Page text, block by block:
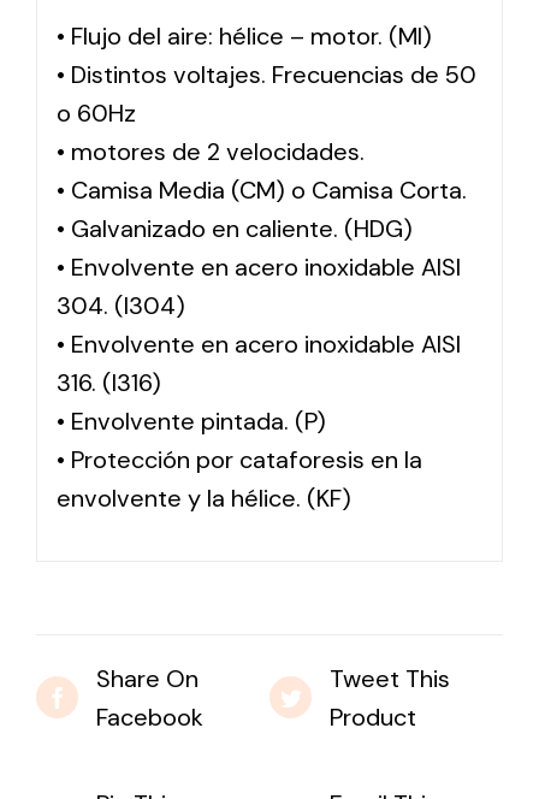
• Flujo del aire: hélice – motor. (MI)
• Distintos voltajes. Frecuencias de 50
o 60Hz
• motores de 2 velocidades.
• Camisa Media (CM) o Camisa Corta.
• Galvanizado en caliente. (HDG)
• Envolvente en acero inoxidable AISI
304. (I304)
• Envolvente en acero inoxidable AISI
316. (I316)
• Envolvente pintada. (P)
• Protección por cataforesis en la
envolvente y la hélice. (KF)
Share On
Facebook
Tweet This
Product